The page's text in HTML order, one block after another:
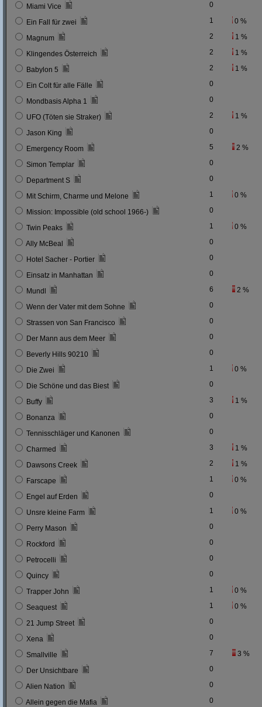
Miami Vice 0
Ein Fall für zwei 1 0 %
Magnum 2 1 %
Klingendes Österreich 2 1 %
Babylon 5 2 1 %
Ein Colt für alle Fälle 0
Mondbasis Alpha 1 0
UFO (Töten sie Straker) 2 1 %
Jason King 0
Emergency Room 5 2 %
Simon Templar 0
Department S 0
Mit Schirm, Charme und Melone 1 0 %
Mission: Impossible (old school 1966-) 0
Twin Peaks 1 0 %
Ally McBeal 0
Hotel Sacher - Portier 0
Einsatz in Manhattan 0
Mundl 6 2 %
Wenn der Vater mit dem Sohne 0
Strassen von San Francisco 0
Der Mann aus dem Meer 0
Beverly Hills 90210 0
Die Zwei 1 0 %
Die Schöne und das Biest 0
Buffy 3 1 %
Bonanza 0
Tennisschläger und Kanonen 0
Charmed 3 1 %
Dawsons Creek 2 1 %
Farscape 1 0 %
Engel auf Erden 0
Unsre kleine Farm 1 0 %
Perry Mason 0
Rockford 0
Petrocelli 0
Quincy 0
Trapper John 1 0 %
Seaquest 1 0 %
21 Jump Street 0
Xena 0
Smallville 7 3 %
Der Unsichtbare 0
Alien Nation 0
Allein gegen die Mafia 0